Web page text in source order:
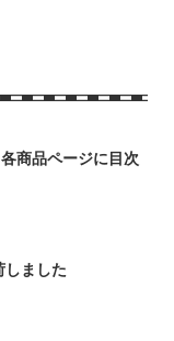
商品ページに目次
ました